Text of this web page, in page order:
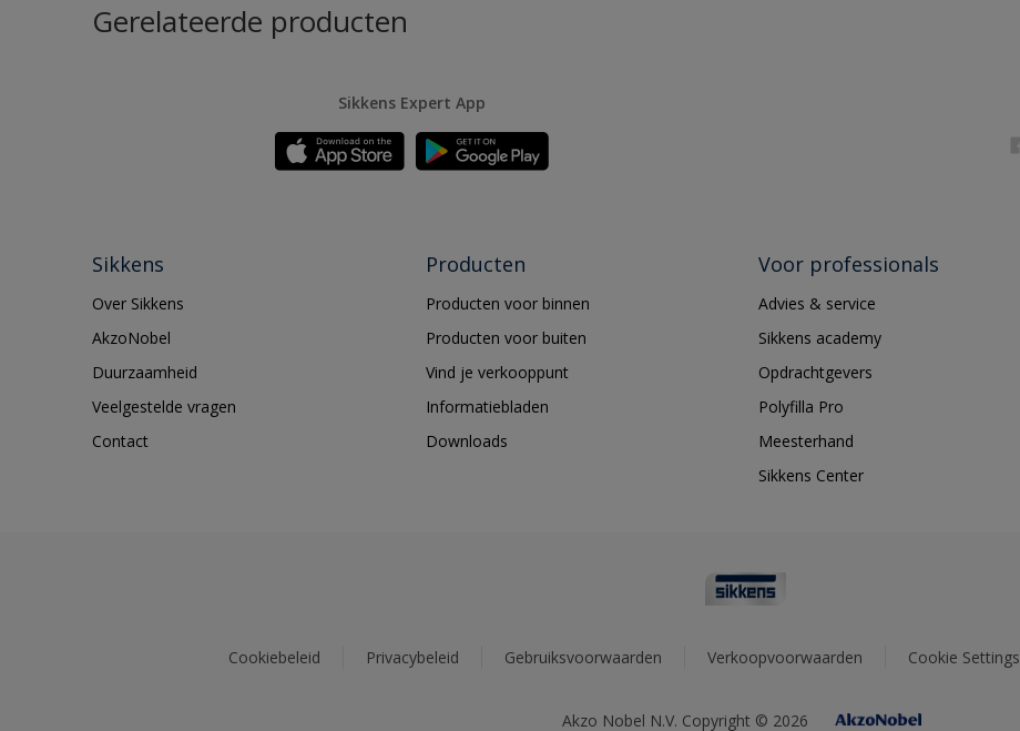
Gerelateerde producten
Sikkens Expert App
Sikkens
Over Sikkens
AkzoNobel
Duurzaamheid
Veelgestelde vragen
Contact
Producten
Producten voor binnen
Producten voor buiten
Vind je verkooppunt
Informatiebladen
Downloads
Voor professionals
Advies & service
Sikkens academy
Opdrachtgevers
Polyfilla Pro
Meesterhand
Sikkens Center
Cookiebeleid Privacybeleid Gebruiksvoorwaarden Verkoopvoorwaarden Cookie Settings
Akzo Nobel N.V. Copyright © 2026